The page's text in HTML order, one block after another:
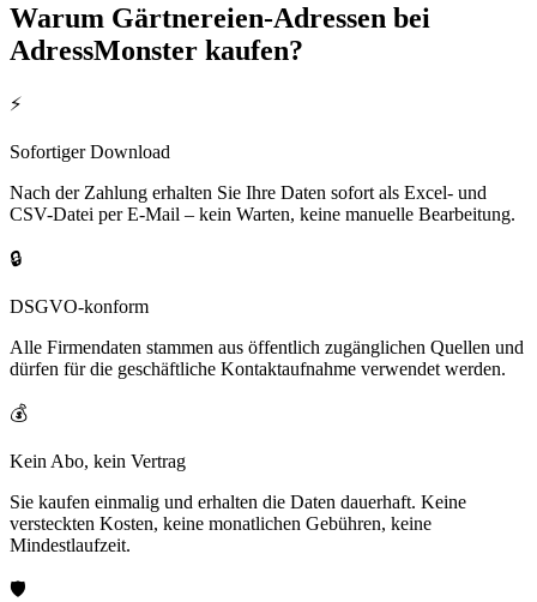
Warum Gärtnereien-Adressen bei
AdressMonster kaufen?
⚡
Sofortiger Download
Nach der Zahlung erhalten Sie Ihre Daten sofort als Excel- und
CSV-Datei per E-Mail – kein Warten, keine manuelle Bearbeitung.
🔒
DSGVO-konform
Alle Firmendaten stammen aus öffentlich zugänglichen Quellen und
dürfen für die geschäftliche Kontaktaufnahme verwendet werden.
💰
Kein Abo, kein Vertrag
Sie kaufen einmalig und erhalten die Daten dauerhaft. Keine
versteckten Kosten, keine monatlichen Gebühren, keine
Mindestlaufzeit.
🛡️